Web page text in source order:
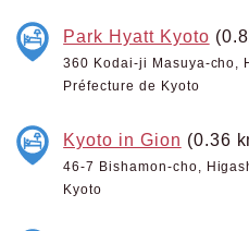
Park Hyatt Kyoto
360 Kodai-ji Masuya-cho,
Préfecture de Kyoto
Kyoto in Gion (0.36
46-7 Bishamon-cho,
Kyoto